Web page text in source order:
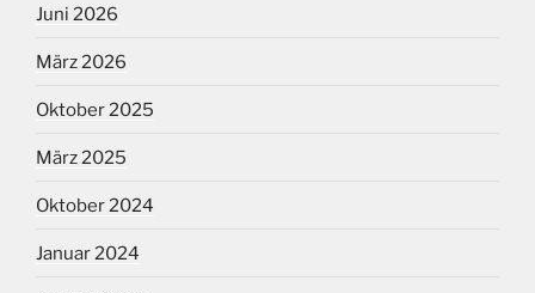
Juni 2026
März 2026
Oktober 2025
März 2025
Oktober 2024
Januar 2024